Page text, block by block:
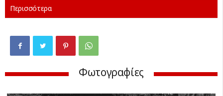
Περισσότερα
Φωτογραφίες